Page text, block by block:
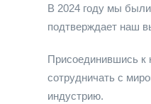
В 2024 году мы
подтверждает наш
Присоединившись к
сотрудничать с
индустрию.